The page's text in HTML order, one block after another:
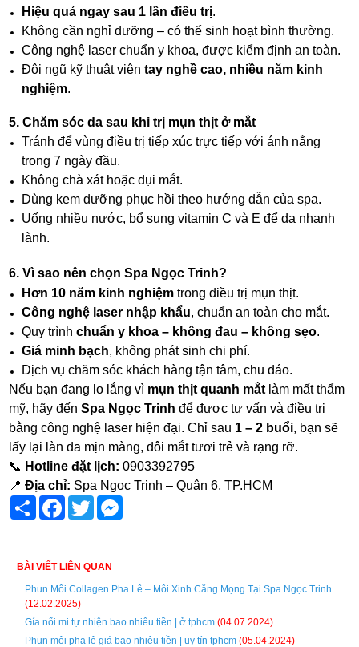
Hiệu quả ngay sau 1 lần điều trị.
Không cần nghỉ dưỡng – có thể sinh hoạt bình thường.
Công nghệ laser chuẩn y khoa, được kiểm định an toàn.
Đội ngũ kỹ thuật viêntay nghề cao, nhiều năm kinh
nghiệm.
5. Chăm sóc da sau khi trị mụn thịt ở mắt
Tránh để vùng điều trị tiếp xúc trực tiếp với ánh nắng
trong 7 ngày đầu.
Không chà xát hoặc dụi mắt.
Dùng kem dưỡng phục hồi theo hướng dẫn của spa.
Uống nhiều nước, bổ sung vitamin C và E để da nhanh
lành.
6. Vì sao nên chọn Spa Ngọc Trinh?
Hơn 10 năm kinh nghiệm trong điều trị mụn thịt.
Công nghệ laser nhập khẩu, chuẩn an toàn cho mắt.
Quy trìnhchuẩn y khoa – không đau – không sẹo.
Giá minh bạch, không phát sinh chi phí.
Dịch vụ chăm sóc khách hàng tận tâm, chu đáo.
Nếu bạn đang lo lắng vì mụn thịt quanh mắt làm mất thẩm
mỹ, hãy đếnSpa Ngọc Trinh để được tư vấn và điều trị
bằng công nghệ laser hiện đại. Chỉ sau 1 – 2 buổi, bạn sẽ
lấy lại làn da mịn màng, đôi mắt tươi trẻ và rạng rỡ.
📞 Hotline đặt lịch: 0903392795
📍Địa chỉ: Spa Ngọc Trinh – Quận 6, TP.HCM
Share FacebookTwitter
BÀI VIẾT LIÊN QUAN
Phun Môi Collagen Pha Lê – Môi Xinh Căng Mọng Tại Spa Ngọc Trinh
(12.02.2025)
Gía nối mi tự nhiện bao nhiêu tiền | ở tphcm(04.07.2024)
Phun môi pha lê giá bao nhiêu tiền | uy tín tphcm(05.04.2024)